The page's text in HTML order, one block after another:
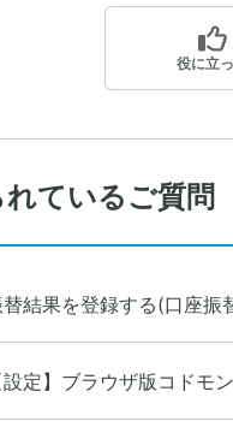
役に立
ているご質問
結果を登録する(口座振
設定】ブラウザ版コドモ